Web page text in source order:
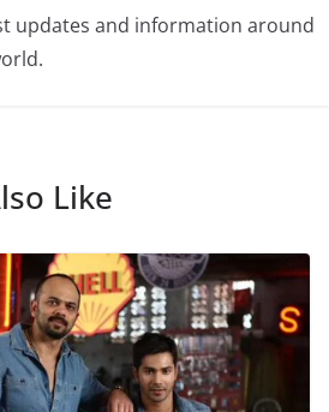
updates and information around
Like